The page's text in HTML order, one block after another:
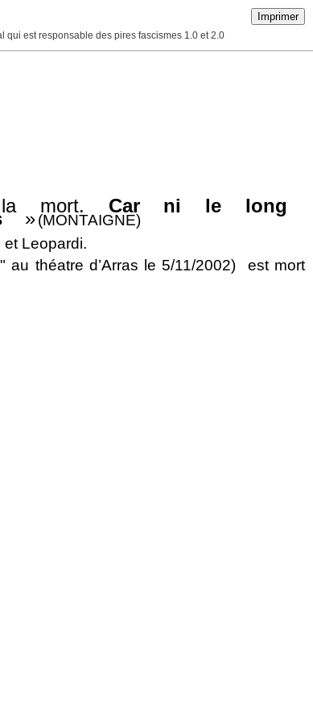
Imprimer
qui est responsable des pires fascismes 1.0 et 2.0
mort. Car ni le long
»(MONTAIGNE)
Leopardi.
théatre d’Arras le 5/11/2002) est mort